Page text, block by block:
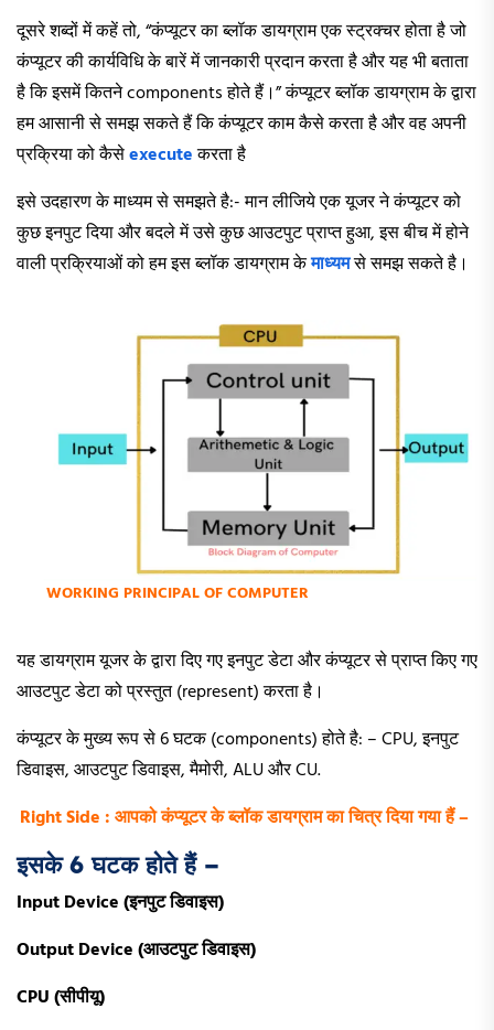
दूसरे शब्दों में कहें तो, “कंप्यूटर का ब्लॉक डायग्राम एक स्ट्रक्चर होता है जो
कंप्यूटर की कार्यविधि के बारें में जानकारी प्रदान करता है और यह भी बताता
है कि इसमें कितने components होते हैं।” कंप्यूटर ब्लॉक डायग्राम के द्वारा
हम आसानी से समझ सकते हैं कि कंप्यूटर काम कैसे करता है और वह अपनी
प्रक्रिया को कैसेexecuteकरता है
इसे उदहारण के माध्यम से समझते है:- मान लीजिये एक यूजर ने कंप्यूटर को
कुछ इनपुट दिया और बदले में उसे कुछ आउटपुट प्राप्त हुआ, इस बीच में होने
वाली प्रक्रियाओं को हम इस ब्लॉक डायग्राम केमाध्यमसे समझ सकते है।
WORKING PRINCIPAL OF COMPUTER
यह डायग्राम यूजर के द्वारा दिए गए इनपुट डेटा और कंप्यूटर से प्राप्त किए गए
आउटपुट डेटा को प्रस्तुत (represent) करता है।
कंप्यूटर के मुख्य रूप से 6 घटक (components) होते है: – CPU, इनपुट
डिवाइस, आउटपुट डिवाइस, मैमोरी, ALU और CU.
Right Side : आपको कंप्यूटर के ब्लॉक डायग्राम का चित्र दिया गया हैं –
इसके 6 घटक होते हैं –
Input Device (इनपुट डिवाइस)
Output Device (आउटपुट डिवाइस)
CPU (सीपीयू)